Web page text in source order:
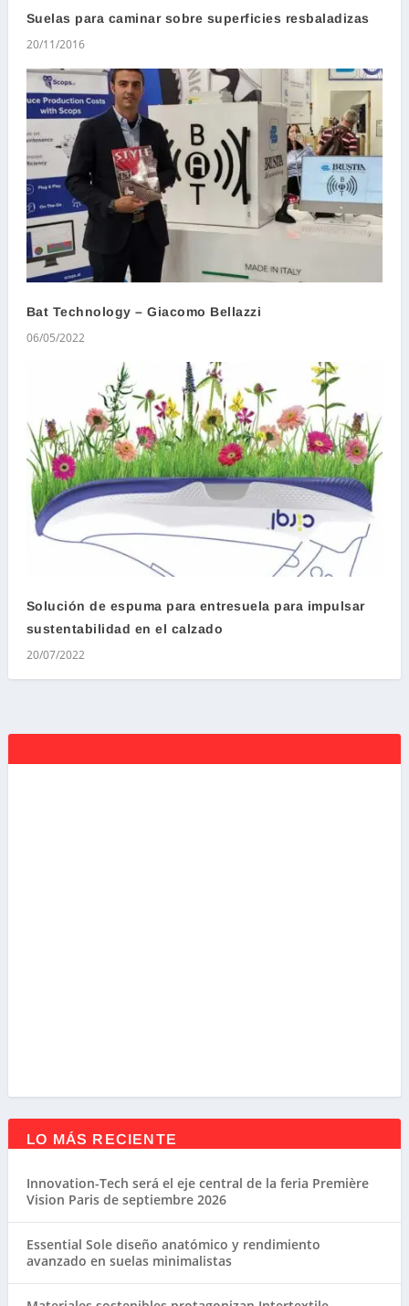
Suelas para caminar sobre superficies resbaladizas
20/11/2016
Bat Technology – Giacomo Bellazzi
06/05/2022
Solución de espuma para entresuela para impulsar
sustentabilidad en el calzado
20/07/2022
LO MÁS RECIENTE
Innovation-Tech será el eje central de la feria Première
Vision Paris de septiembre 2026
Essential Sole diseño anatómico y rendimiento
avanzado en suelas minimalistas